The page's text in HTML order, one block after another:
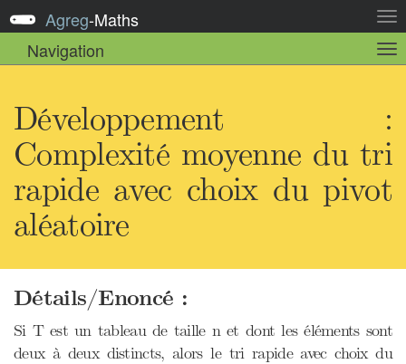
la
Agreg-Maths
Navigation
la
Développement :
Complexité moyenne du tri
rapide avec choix du pivot
aléatoire
Détails/Enoncé :
Si T est un tableau de taille n et dont les éléments sont
deux à deux distincts, alors le tri rapide avec choix du